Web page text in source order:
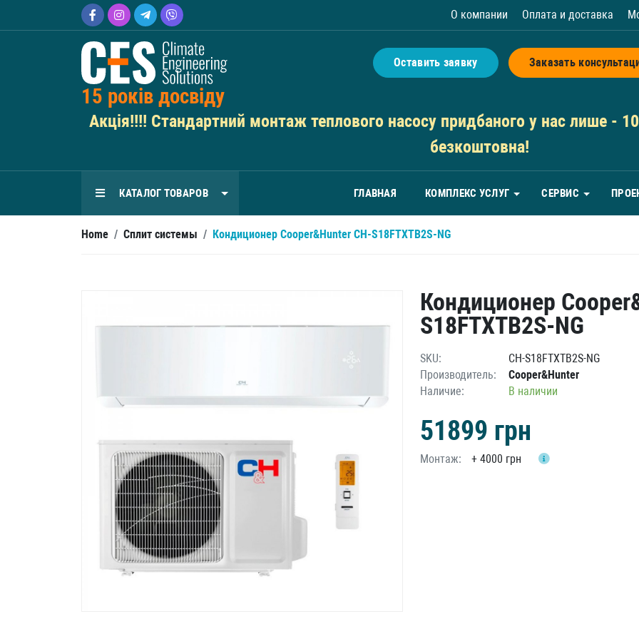
О компании Оплата и доставка
Оставить заявку Заказать
15 років досвіду
Акція!!!! Стандартний монтаж теплового насосу придбаного у нас лише -
безкоштовна!
КАТАЛОГ ТОВАРОВ ГЛАВНАЯ КОМПЛЕКС УСЛУГ СЕРВИС
Home / Сплит системы / Кондиционер Cooper&Hunter CH-S18FTXTB2S-NG
Кондиционер
S18FTXTB2S-NG
SKU:
CH-S18FTXTB2S-NG
Производитель:
Cooper&Hunter
Наличие:
В наличии
51899 грн
Монтаж: + 4000 грн